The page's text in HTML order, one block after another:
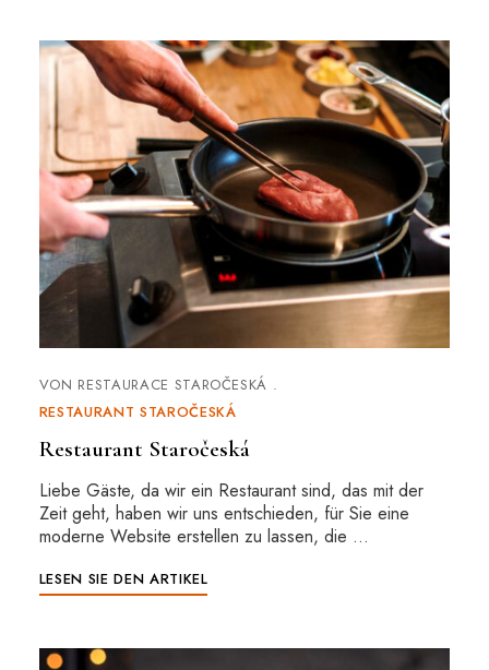
VON RESTAURACE STAROČESKÁ
RESTAURANT STAROČESKÁ
Restaurant Staročeská
Liebe Gäste, da wir ein Restaurant sind, das mit der
Zeit geht, haben wir uns entschieden, für Sie eine
moderne Website erstellen zu lassen, die …
LESEN SIE DEN ARTIKEL